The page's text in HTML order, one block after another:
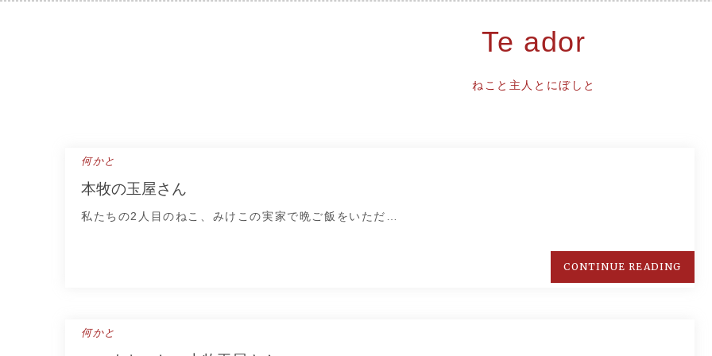
Te ador
ねこと主人とにぼしと
何かと
本牧の玉屋さん
私たちの2人目のねこ、みけこの実家で晩ご飯をいただ…
CONTINUE READING
何かと